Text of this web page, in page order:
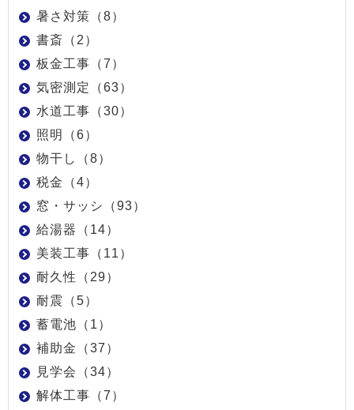
暑さ対策（8）
書斎（2）
板金工事（7）
気密測定（63）
水道工事（30）
照明（6）
物干し（8）
税金（4）
窓・サッシ（93）
給湯器（14）
美装工事（11）
耐久性（29）
耐震（5）
蓄電池（1）
補助金（37）
見学会（34）
解体工事（7）